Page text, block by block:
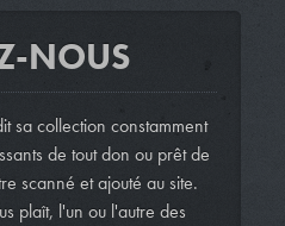
NOUS
sa collection constamment
de tout don ou prêt de
scanné et ajouté au site.
plaît, l'un ou l'autre des